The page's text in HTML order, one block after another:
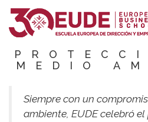
RSC:
UN
MEDIO
Siempre con un
ambiente, EUDE celebró